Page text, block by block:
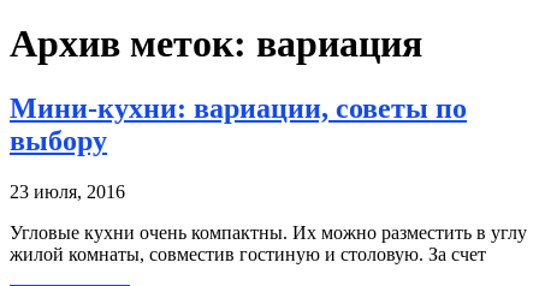
Архив меток: вариация
Мини-кухни: вариации, советы по
выбору
23 июля, 2016
Угловые кухни очень компактны. Их можно разместить в углу
жилой комнаты, совместив гостиную и столовую. За счет